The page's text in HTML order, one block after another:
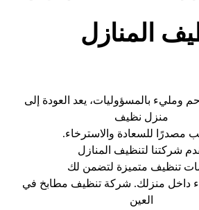
المنازل
ومليء بالمسؤوليات، يعد العودة إلى
منزل نظيف
مصدرًا للسعادة والاسترخاء.
شركتنا لتنظيف المنازل
تنظيف متميزة لتضمن لك
داخل منزلك. شركة تنظيف مطابخ في
العين